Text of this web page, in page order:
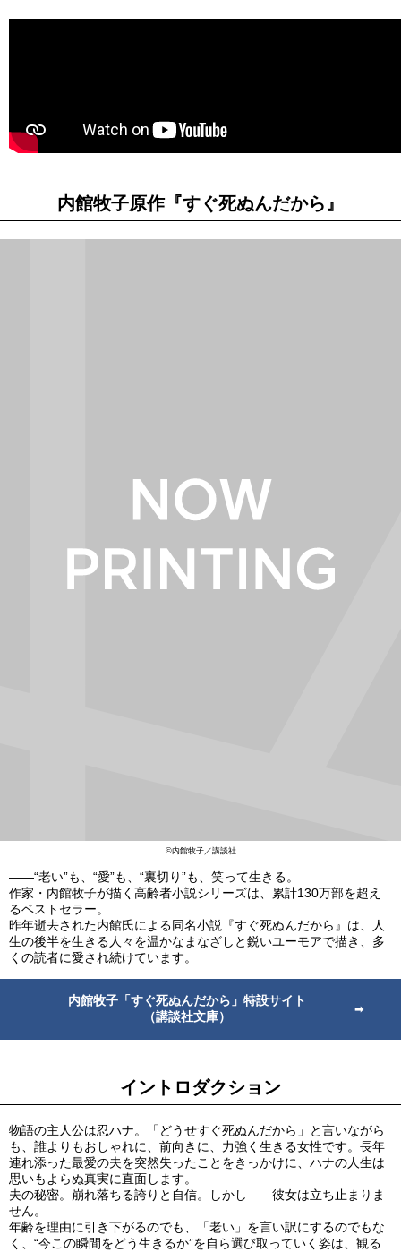
内館牧子原作『すぐ死ぬんだから』
©内館牧子／講談社
――“老い”も、“愛”も、“裏切り”も、笑って生きる。
作家・内館牧子が描く高齢者小説シリーズは、累計130万部を超え
るベストセラー。
昨年逝去された内館氏による同名小説『すぐ死ぬんだから』は、人
生の後半を生きる人々を温かなまなざしと鋭いユーモアで描き、多
くの読者に愛され続けています。
内館牧子「すぐ死ぬんだから」特設サイト
（講談社文庫）
イントロダクション
物語の主人公は忍ハナ。「どうせすぐ死ぬんだから」と言いながら
も、誰よりもおしゃれに、前向きに、力強く生きる女性です。長年
連れ添った最愛の夫を突然失ったことをきっかけに、ハナの人生は
思いもよらぬ真実に直面します。
夫の秘密。崩れ落ちる誇りと自信。しかし――彼女は立ち止まりま
せん。
年齢を理由に引き下がるのでも、「老い」を言い訳にするのでもな
く、“今この瞬間をどう生きるか”を自ら選び取っていく姿は、観る